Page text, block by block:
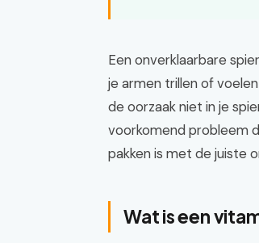
Een onverklaarbare
je armen trillen of
de oorzaak niet in je
voorkomend probleem
pakken is met de juiste
Wat is een